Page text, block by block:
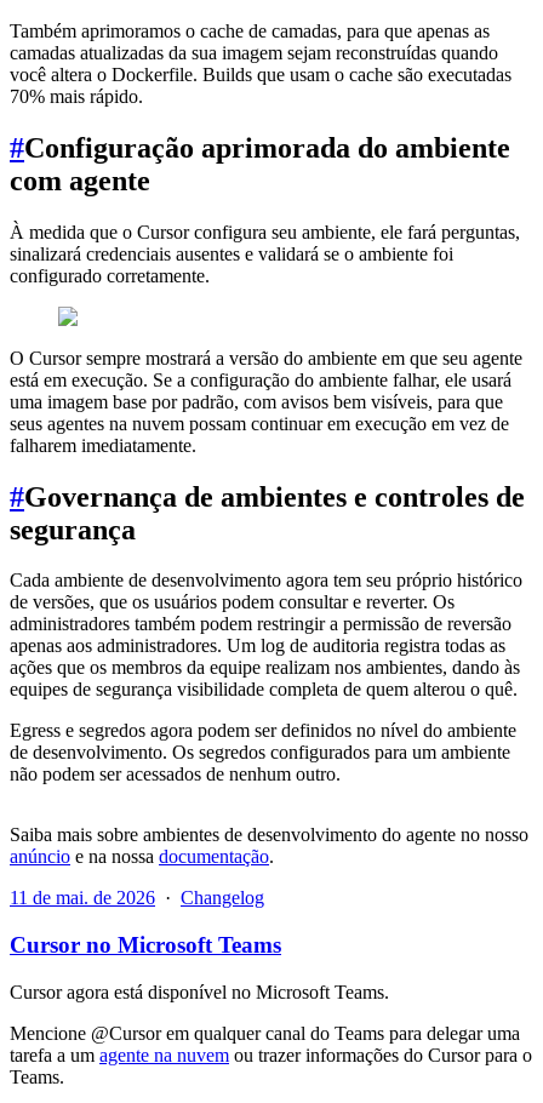
Também aprimoramos o cache de camadas, para que apenas as
camadas atualizadas da sua imagem sejam reconstruídas quando
você altera o Dockerfile. Builds que usam o cache são executadas
70% mais rápido.
#Configuração aprimorada do ambiente
com agente
À medida que o Cursor configura seu ambiente, ele fará perguntas,
sinalizará credenciais ausentes e validará se o ambiente foi
configurado corretamente.
O Cursor sempre mostrará a versão do ambiente em que seu agente
está em execução. Se a configuração do ambiente falhar, ele usará
uma imagem base por padrão, com avisos bem visíveis, para que
seus agentes na nuvem possam continuar em execução em vez de
falharem imediatamente.
#Governança de ambientes e controles de
segurança
Cada ambiente de desenvolvimento agora tem seu próprio histórico
de versões, que os usuários podem consultar e reverter. Os
administradores também podem restringir a permissão de reversão
apenas aos administradores. Um log de auditoria registra todas as
ações que os membros da equipe realizam nos ambientes, dando às
equipes de segurança visibilidade completa de quem alterou o quê.
Egress e segredos agora podem ser definidos no nível do ambiente
de desenvolvimento. Os segredos configurados para um ambiente
não podem ser acessados de nenhum outro.
Saiba mais sobre ambientes de desenvolvimento do agente no nosso
anúncio e na nossa documentação.
11 de mai. de 2026 · Changelog
Cursor no Microsoft Teams
Cursor agora está disponível no Microsoft Teams.
Mencione @Cursor em qualquer canal do Teams para delegar uma
tarefa a um agente na nuvem ou trazer informações do Cursor para o
Teams.